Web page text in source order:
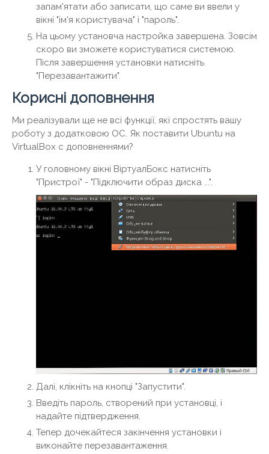
запам'ятати або записати, що саме ви ввели у
вікні "ім'я користувача" і "пароль".
На цьому установча настройка завершена. Зовсім
скоро ви зможете користуватися системою.
Після завершення установки натисніть
"Перезавантажити".
Корисні доповнення
Ми реалізували ще не всі функції, які спростять вашу
роботу з додатковою ОС. Як поставити Ubuntu на
VirtualBox c доповненнями?
У головному вікні ВіртуалБокс натисніть
"Пристрої" - "Підключити образ диска ...".
Далі, клікніть на кнопці "Запустити".
Введіть пароль, створений при установці, і
надайте підтвердження.
Тепер дочекайтеся закінчення установки і
виконайте перезавантаження.